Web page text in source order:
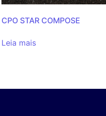
CPO STAR COMPOSE
Leia mais